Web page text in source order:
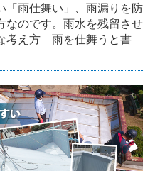
「雨仕舞い」、雨漏りを防
なのです。雨水を残留させ
考え方 雨を仕舞うと書